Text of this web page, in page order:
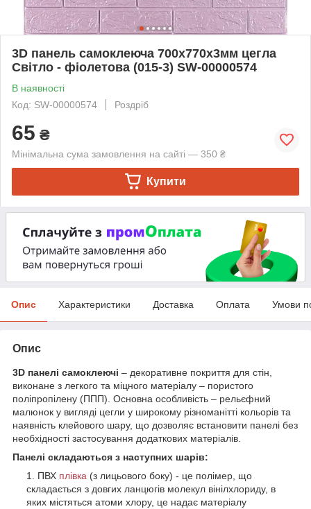
3D панель самоклеюча 700х770х3мм цегла
Світло - фіолетова (015-3) SW-00000574
В наявності
Код: SW-00000574
Роздріб
65 ₴
Мінімальна сума замовлення на сайті — 350 ₴
Купити
Опис Характеристики Доставка Оплата Умови
Опис
3D панелі самоклеючі – декоративне покриття для стін,
виконане з легкого та міцного матеріалу – пористого
поліпропілену (ППП). Основна особливість – рельєфний
малюнок у вигляді цегли у широкому різноманітті кольорів та
наявність клейового шару, що дозволяє встановити панелі без
необхідності застосування додаткових матеріалів.
Панелі складаються з наступних шарів:
ПВХ плівка (з лицьового боку) - це полімер, що
складається з довгих ланцюгів молекул вінілхлориду, в
яких містяться атоми хлору, це надає матеріалу